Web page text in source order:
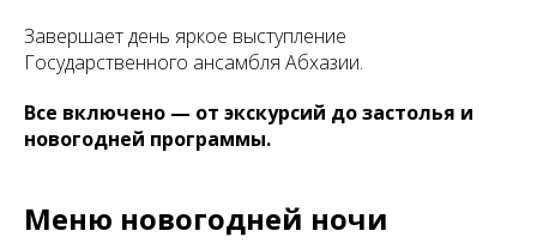
Завершает день яркое выступление
Государственного ансамбля Абхазии.
Все включено — от экскурсий до застолья и
новогодней программы.
Меню новогодней ночи